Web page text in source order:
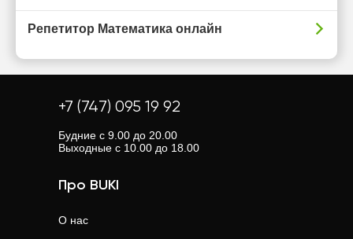
Репетитор Математика онлайн
+7 (747) 095 19 92
Будние с 9.00 до 20.00
Выходные с 10.00 до 18.00
Про BUKI
О нас